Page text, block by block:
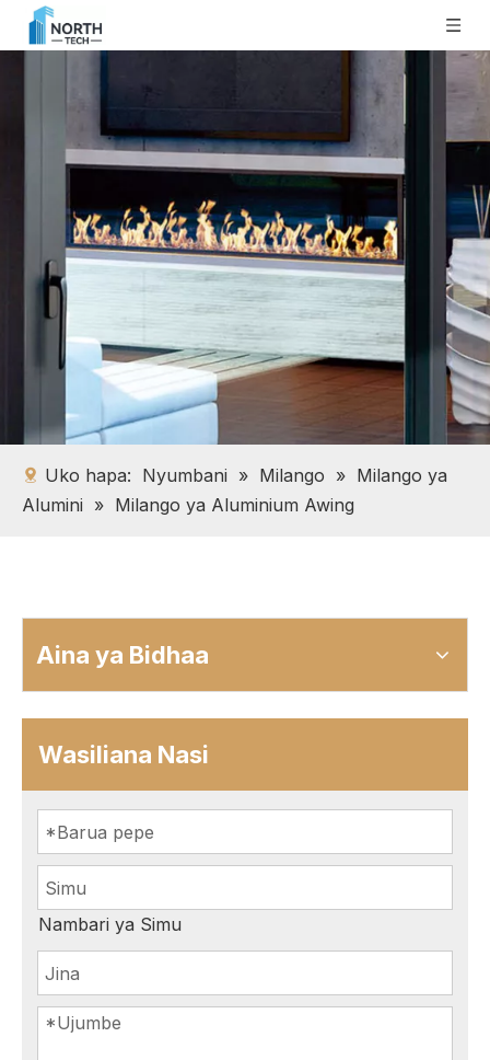
Uko hapa: Nyumbani » Milango » Milango ya
Alumini » Milango ya Aluminium Awing
Aina ya Bidhaa
Wasiliana Nasi
Nambari ya Simu